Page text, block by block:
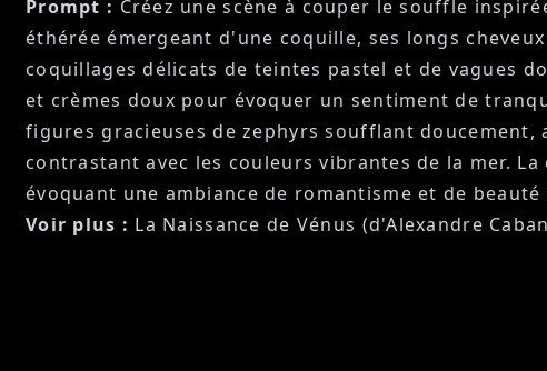
Prompt : Créez une scène à couper le souffle
éthérée émergeant d'une coquille, ses longs
coquillages délicats de teintes pastel et de vagues
et crèmes doux pour évoquer un sentiment de
figures gracieuses de zephyrs soufflant doucement,
contrastant avec les couleurs vibrantes de la mer.
évoquant une ambiance de romantisme et de
Voir plus : La Naissance de Vénus (d'Alexandre